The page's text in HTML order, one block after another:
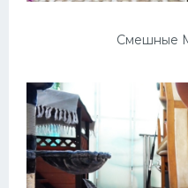
Смешные